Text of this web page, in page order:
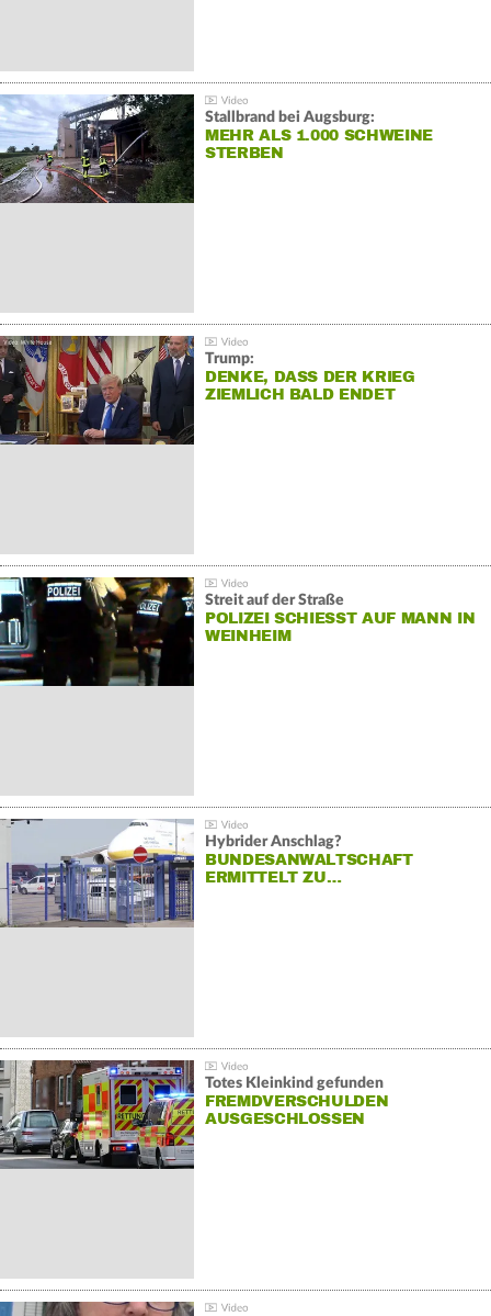
Stallbrand bei Augsburg:
MEHR ALS 1.000 SCHWEINE
STERBEN
Trump:
DENKE, DASS DER KRIEG
ZIEMLICH BALD ENDET
Streit auf der Straße
POLIZEI SCHIESST AUF MANN IN W
EINHEIM
Hybrider Anschlag?
BUNDESANWALTSCHAFT
ERMITTELT ZU…
Totes Kleinkind gefunden
FREMDVERSCHULDEN
AUSGESCHLOSSEN